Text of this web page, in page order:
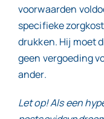
voorwaarden
specifieke
drukken. Hij moet
geen vergoeding
ander.
Let op! Als een